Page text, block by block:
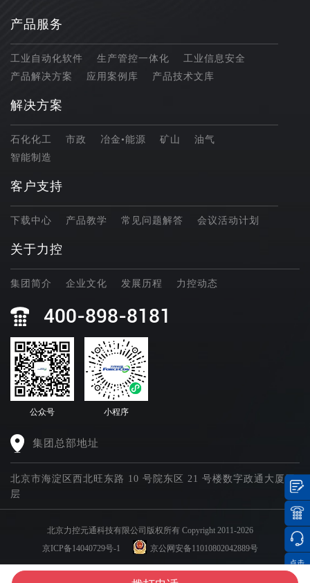
产品服务
工业自动化软件 生产管控一体化
工业信息安全
产品解决方案
应用案例库 产品技术文库
解决方案
石化化工 市政 冶金•能源 矿山
油气
智能制造
客户支持
下载中心 产品教学 常见问题解答 会议活动计划
关于力控
集团简介 企业文化 发展历程 力控动态
400-898-8181
公众号 小程序
集团总部地址
北京市海淀区西北旺东路 10 号院东区 21 号楼数字政通大厦四
层
北京力控元通科技有限公司版权所有 Copyright 2011-2026
京ICP备14040729号-1
京公网安备11010802042889号
集团官网矩阵
点击
分享